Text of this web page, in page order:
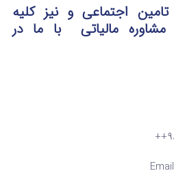
اجتماعی و نیز کلیه
مالیاتیبا ما در